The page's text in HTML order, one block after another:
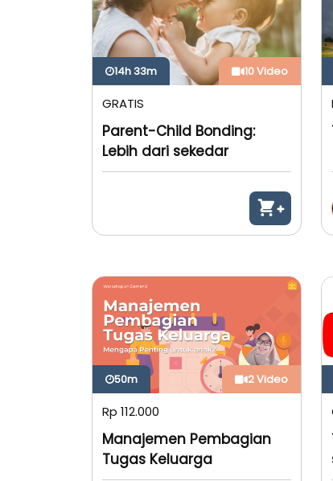
14h 33m 10 Video
GRATIS
Parent-Child Bonding:
Lebih dari sekedar
Sentuhan
50m 2 Video
Rp 112.000
Manajemen Pembagian
Tugas Keluarga